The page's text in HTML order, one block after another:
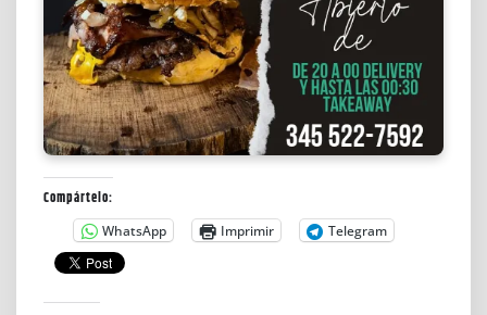
Compártelo:
WhatsApp Imprimir Telegram